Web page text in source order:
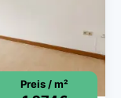
Preis / m²